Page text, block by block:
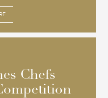
Chefs
Chefs